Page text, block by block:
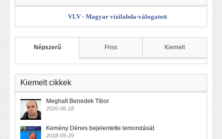
VLV - Magyar vízilabda-válogatott
Népszerű Friss Kiemelt
Kiemelt cikkek
Meghalt Benedek Tibor
2020-06-18
Kemény Dénes bejelentette lemondását
2018-05-29